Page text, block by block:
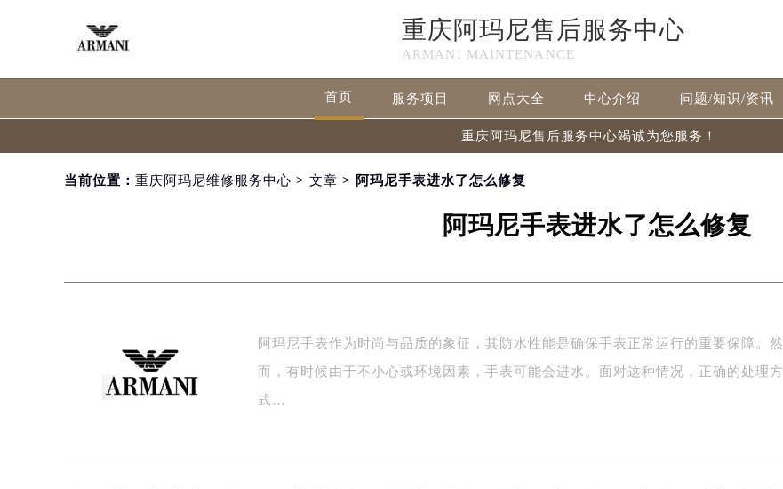
重庆阿玛尼售后服务中心
ARMANI MAINTENANCE
首页 服务项目 网点大全 中心介绍 问题/知识/资讯
重庆阿玛尼售后服务中心竭诚为您服务！
当前位置： 重庆阿玛尼维修服务中心 > 文章 > 阿玛尼手表进水了怎么修复
阿玛尼手表进水了怎么修复
阿玛尼手表作为时尚与品质的象征，其防水性能是确保手表正常运行的重要保障。然
而，有时候由于不小心或环境因素，手表可能会进水。面对这种情况，正确的处理方
式…